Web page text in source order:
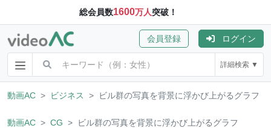
総会員数1600万人突破！
会員登録 ログイン
詳細検索 ▼
動画AC ビジネス ビル群の写真を背景に浮かび上がるグラフ
動画AC CG ビル群の写真を背景に浮かび上がるグラフ